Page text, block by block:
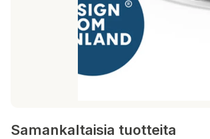
Samankaltaisia tuotteita